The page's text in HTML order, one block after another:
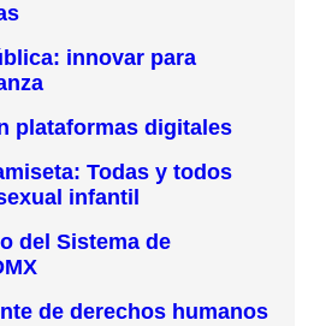
innovar para
plataformas digitales
Todas y todos
infantil
del Sistema de
de derechos humanos